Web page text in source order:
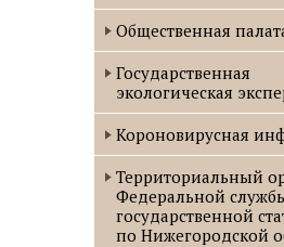
Общественная
Государственная
экологическая
Короновирусная
Территориальный
Федеральной
государственной
по Нижегородской